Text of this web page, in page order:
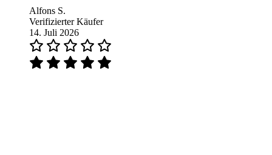
Alfons S.
Verifizierter Käufer
14. Juli 2026